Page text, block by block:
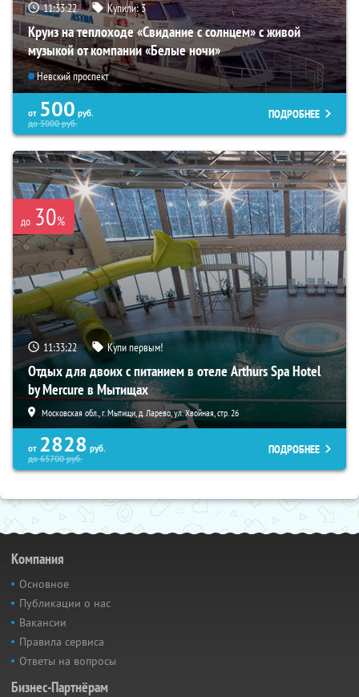
11:33:21 Купили:3
Круиз на теплоходе «Свидание с солнцем» с живой
музыкой от компании «Белые ночи»
Невский проспект
от 500 руб.
до5000руб.
ПОДРОБНЕЕ
до 30%
11:33:21 Купи первым!
Отдых для двоих с питанием в отеле Arthurs Spa Hotel
by Mercure в Мытищах
Московская обл., г. Мытищи, д. Ларево, ул. Хвойная, стр. 26
от 2828 руб.
до65700руб.
ПОДРОБНЕЕ
Компания
Основное
Публикации о нас
Вакансии
Правила сервиса
Ответы на вопросы
Бизнес-Партнёрам